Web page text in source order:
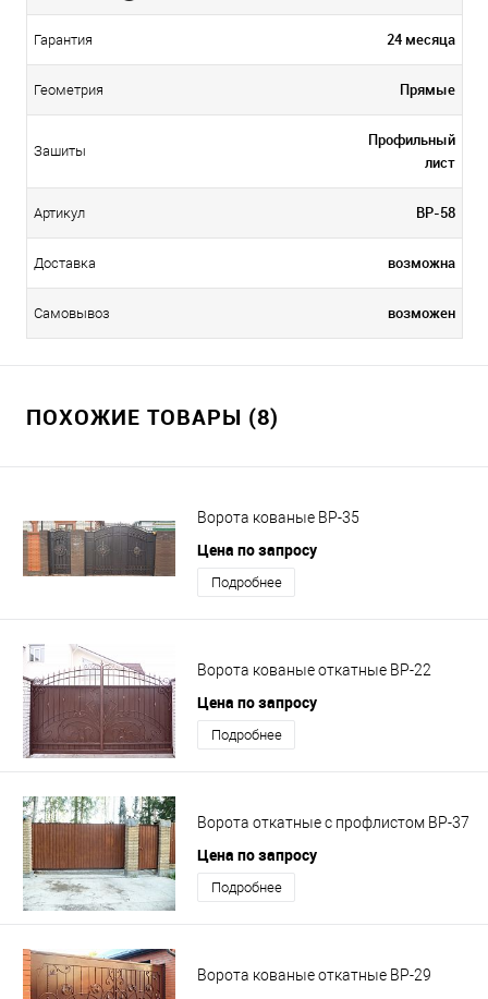
Гарантия 24 месяца
Геометрия Прямые
Зашиты
Профильный
лист
Артикул ВР-58
Доставка возможна
Самовывоз возможен
ПОХОЖИЕ ТОВАРЫ (8)
Ворота кованые ВР-35
Цена по запросу
Подробнее
Ворота кованые откатные ВР-22
Цена по запросу
Подробнее
Ворота откатные с профлистом ВР-37
Цена по запросу
Подробнее
Ворота кованые откатные ВР-29